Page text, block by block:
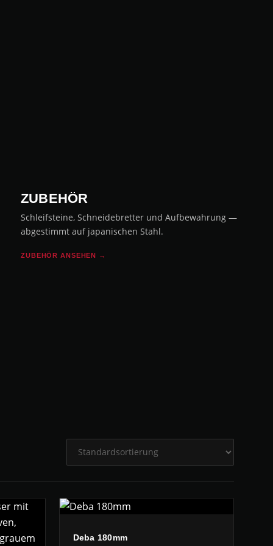
ZUBEHÖR
Schleifsteine, Schneidebretter und Aufbewahrung —
abgestimmt auf japanischen Stahl.
ZUBEHÖR ANSEHEN →
Deba 180mm